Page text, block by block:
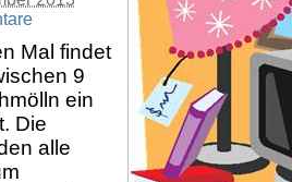
Mal findet
9
ein
Die
alle